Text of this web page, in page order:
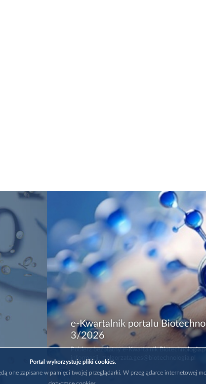
e-Kwartalnik portalu
3/2026
Pobierz bezpłatny e-Kwartalnik
informacji: malgorzata.ges@biotechnologia.pl
Portal wykorzystuje pliki cookies.
one zapisane w pamięci twojej przeglądarki. W przeglądarce internetowej